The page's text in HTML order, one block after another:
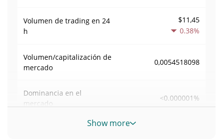
Volumen de trading en 24
h
$11,45
0.38%
Volumen/capitalización de
mercado
0,0054518098
Dominancia en el
mercado
<0.000001%
Rango en el mercado
Show more